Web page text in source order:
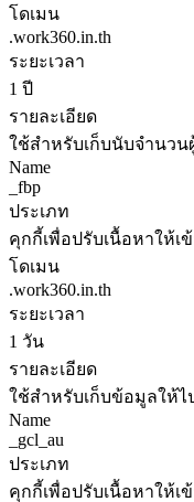
โดเมน
.work360.in.th
ระยะเวลา
1 ปี
รายละเอียด
ใช้สำหรับเก็บนับจำนวน
Name
_fbp
ประเภท
คุกกี้เพื่อปรับเนื้อหาให้เ
โดเมน
.work360.in.th
ระยะเวลา
1 วัน
รายละเอียด
ใช้สำหรับเก็บข้อมูลให้ไป
Name
_gcl_au
ประเภท
คุกกี้เพื่อปรับเนื้อหาให้เ